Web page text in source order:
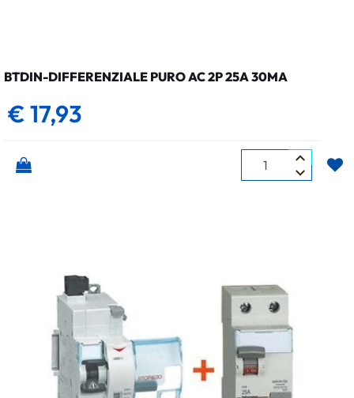
BTDIN-DIFFERENZIALE PURO AC 2P 25A 30MA
€ 17,93
Quantità